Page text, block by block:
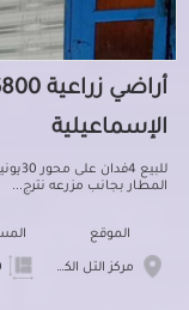
الإسماعيلية
المطار بجانب مزرعه نترج...
الموقع
مركز التل الكبير